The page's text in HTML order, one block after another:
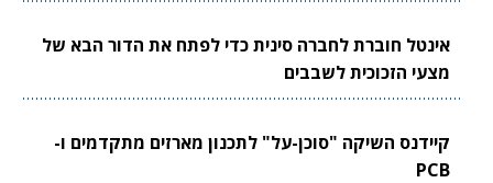
אינטל חוברת לחברה סינית כדי לפתח את הדור הבא של
מצעי הזכוכית לשבבים
קיידנס השיקה "סוכן-על" לתכנון מארזים מתקדמים ו-
PCB